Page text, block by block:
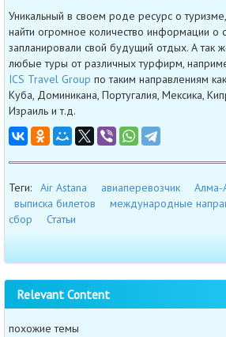
Уникальный в своем роде ресурс о
найти огромное количество информации о
запланировали свой будущий отдых. А так
любые туры от различных турфирм,
ICS Travel Group по таким направлениям
Куба, Доминикана, Португалия, Мексика,
Израиль и т.д.
Теги: Air Astana авиаперевозчик Алма-
выписка билетов
международные
сбор
Статьи
Relevant Content
похожие темы